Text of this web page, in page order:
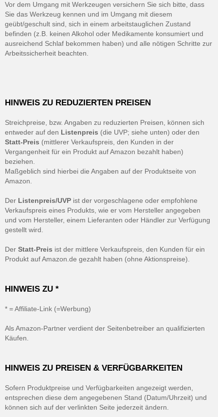
Vor dem Umgang mit Werkzeugen versichern Sie sich bitte, dass
Sie das Werkzeug kennen und im Umgang mit diesem
geübt/geschult sind, sich in einem arbeitstauglichen Zustand
befinden (z.B. keinen Alkohol oder Medikamente konsumiert und
ausreichend Schlaf bekommen haben) und alle nötigen Schritte zur
Arbeitssicherheit beachten.
HINWEIS ZU REDUZIERTEN PREISEN
Streichpreise, bzw. Angaben zu reduzierten Preisen, können sich
entweder auf den Listenpreis (die UVP; siehe unten) oder den
Statt-Preis (mittlerer Verkaufspreis, den Kunden in der
Vergangenheit für ein Produkt auf Amazon bezahlt haben)
beziehen.
Maßgeblich sind hierbei die Angaben auf der Produktseite von
Amazon.
Der Listenpreis/UVP ist der vorgeschlagene oder empfohlene
Verkaufspreis eines Produkts, wie er vom Hersteller angegeben
und vom Hersteller, einem Lieferanten oder Händler zur Verfügung
gestellt wird.
Der Statt-Preis ist der mittlere Verkaufspreis, den Kunden für ein
Produkt auf Amazon.de gezahlt haben (ohne Aktionspreise).
HINWEIS ZU *
* = Affiliate-Link (=Werbung)
Als Amazon-Partner verdient der Seitenbetreiber an qualifizierten
Käufen.
HINWEIS ZU PREISEN & VERFÜGBARKEITEN
Sofern Produktpreise und Verfügbarkeiten angezeigt werden,
entsprechen diese dem angegebenen Stand (Datum/Uhrzeit) und
können sich auf der verlinkten Seite jederzeit ändern.